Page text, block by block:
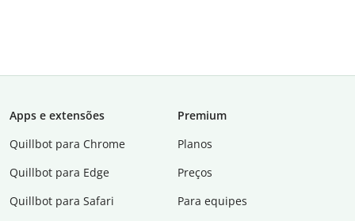
Apps e extensões
Quillbot para Chrome
Quillbot para Edge
Quillbot para Safari
Premium
Planos
Preços
Para equipes